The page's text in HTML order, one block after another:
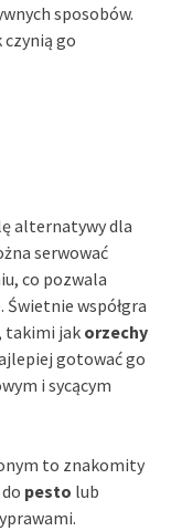
sposobów.
go
alternatywy dla
serwować
co pozwala
Świetnie współgra
takimi jak orzechy
gotować go
i sycącym
to znakomity
pesto lub